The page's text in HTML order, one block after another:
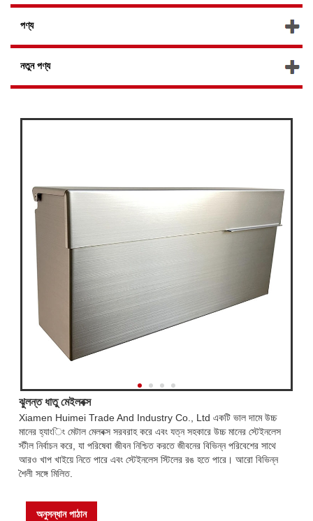
পণ্য
নতুন পণ্য
ঝুলন্ত ধাতু মেইলবক্স
Xiamen Huimei Trade And Industry Co., Ltd একটি ভাল দামে উচ্চ
মানের হ্যাংিং মেটাল মেলবক্স সরবরাহ করে এবং যত্ন সহকারে উচ্চ মানের স্টেইনলেস
স্টীল নির্বাচন করে, যা পরিষেবা জীবন নিশ্চিত করতে জীবনের বিভিন্ন পরিবেশের সাথে
আরও খাপ খাইয়ে নিতে পারে এবং স্টেইনলেস স্টিলের রঙ হতে পারে। আরো বিভিন্ন
শৈলী সঙ্গে মিলিত.
অনুসন্ধান পাঠান